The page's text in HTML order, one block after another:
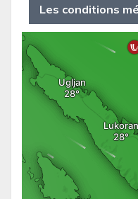
Les conditions